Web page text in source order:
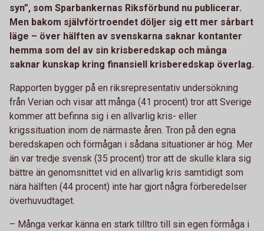
syn”, som Sparbankernas Riksförbund nu publicerar.
Men bakom självförtroendet döljer sig ett mer sårbart
läge – över hälften av svenskarna saknar kontanter
hemma som del av sin krisberedskap och många
saknar kunskap kring finansiell krisberedskap överlag.
Rapporten bygger på en riksrepresentativ undersökning
från Verian och visar att många (41 procent) tror att Sverige
kommer att befinna sig i en allvarlig kris- eller
krigssituation inom de närmaste åren. Tron på den egna
beredskapen och förmågan i sådana situationer är hög. Mer
än var tredje svensk (35 procent) tror att de skulle klara sig
bättre än genomsnittet vid en allvarlig kris samtidigt som
nära hälften (44 procent) inte har gjort några förberedelser
överhuvudtaget.
– Många verkar känna en stark tilltro till sin egen förmåga i